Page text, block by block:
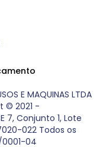
E MAQUINAS LTDA
© 2021 -
7, Conjunto 1, Lote
022 Todos os
0001-04